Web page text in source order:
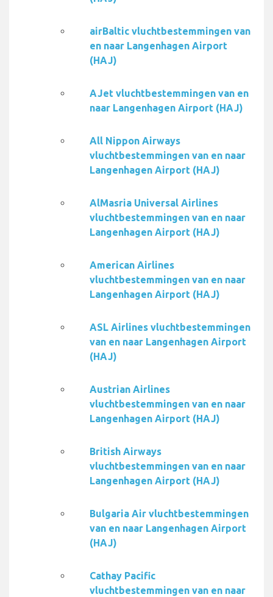
airBaltic vluchtbestemmingen van
en naar Langenhagen Airport
(HAJ)
AJet vluchtbestemmingen van en
naar Langenhagen Airport (HAJ)
All Nippon Airways
vluchtbestemmingen van en naar
Langenhagen Airport (HAJ)
AlMasria Universal Airlines
vluchtbestemmingen van en naar
Langenhagen Airport (HAJ)
American Airlines
vluchtbestemmingen van en naar
Langenhagen Airport (HAJ)
ASL Airlines vluchtbestemmingen
van en naar Langenhagen Airport
(HAJ)
Austrian Airlines
vluchtbestemmingen van en naar
Langenhagen Airport (HAJ)
British Airways
vluchtbestemmingen van en naar
Langenhagen Airport (HAJ)
Bulgaria Air vluchtbestemmingen
van en naar Langenhagen Airport
(HAJ)
Cathay Pacific
vluchtbestemmingen van en naar